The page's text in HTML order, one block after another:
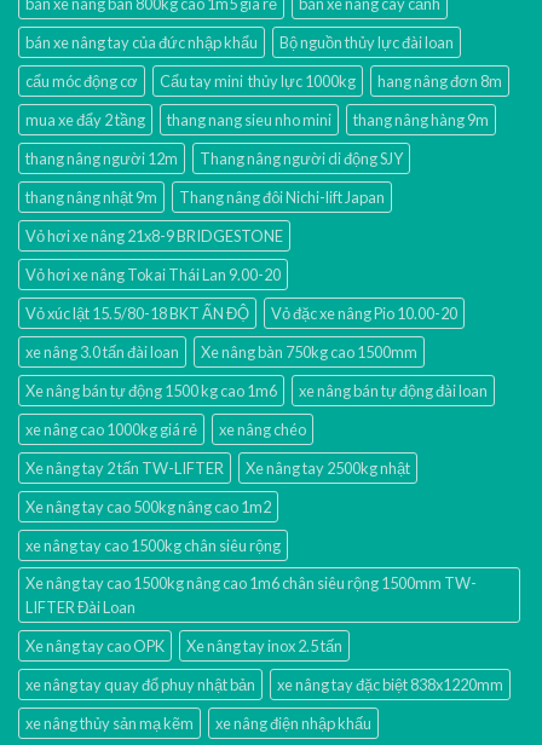
bán xe nâng bàn 800kg cao 1m5 gía rẻ
bán xe nâng cây cảnh
bán xe nâng tay của đức nhập khẩu
Bộ nguồn thủy lực đài loan
cẩu móc động cơ
Cẩu tay mini thủy lực 1000kg
hang nâng đơn 8m
mua xe đẩy 2 tầng
thang nang sieu nho mini
thang nâng hàng 9m
thang nâng người 12m
Thang nâng người di động SJY
thang nâng nhật 9m
Thang nâng đôi Nichi-lift Japan
Vỏ hơi xe nâng 21x8-9 BRIDGESTONE
Vỏ hơi xe nâng Tokai Thái Lan 9.00-20
Vỏ xúc lật 15.5/80-18 BKT ẤN ĐỘ
Vỏ đặc xe nâng Pio 10.00-20
xe nâng 3.0 tấn đài loan
Xe nâng bàn 750kg cao 1500mm
Xe nâng bán tự động 1500 kg cao 1m6
xe nâng bán tự động đài loan
xe nâng cao 1000kg giá rẻ
xe nâng chéo
Xe nâng tay 2 tấn TW-LIFTER
Xe nâng tay 2500kg nhật
Xe nâng tay cao 500kg nâng cao 1m2
xe nâng tay cao 1500kg chân siêu rộng
Xe nâng tay cao 1500kg nâng cao 1m6 chân siêu rộng 1500mm TW-
LIFTER Đài Loan
Xe nâng tay cao OPK
Xe nâng tay inox 2.5 tấn
xe nâng tay quay đổ phuy nhật bản
xe nâng tay đặc biệt 838x1220mm
xe nâng thủy sản mạ kẽm
xe nâng điện nhập khấu